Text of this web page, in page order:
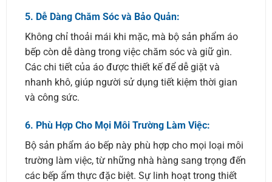
5. Dễ Dàng Chăm Sóc và Bảo Quản:
Không chỉ thoải mái khi mặc, mà bộ sản phẩm áo
bếp còn dễ dàng trong việc chăm sóc và giữ gìn.
Các chi tiết của áo được thiết kế để dễ giặt và
nhanh khô, giúp người sử dụng tiết kiệm thời gian
và công sức.
6. Phù Hợp Cho Mọi Môi Trường Làm Việc:
Bộ sản phẩm áo bếp này phù hợp cho mọi loại môi
trường làm việc, từ những nhà hàng sang trọng đến
các bếp ẩm thực đặc biệt. Sự linh hoạt trong thiết